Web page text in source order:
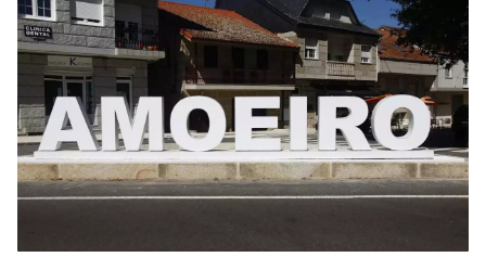
DISTRIBUIDORA FAMILIAR
Gaseosas Roca, medio siglo creciendo junto a